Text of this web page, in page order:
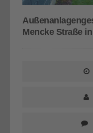
Mencke Straße